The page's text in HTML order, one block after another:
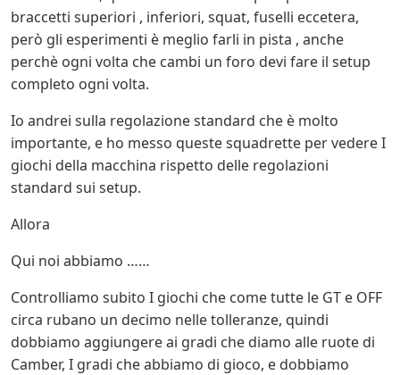
braccetti superiori , inferiori, squat, fuselli eccetera,
però gli esperimenti è meglio farli in pista , anche
perchè ogni volta che cambi un foro devi fare il setup
completo ogni volta.
Io andrei sulla regolazione standard che è molto
importante, e ho messo queste squadrette per vedere I
giochi della macchina rispetto delle regolazioni
standard sui setup.
Allora
Qui noi abbiamo ……
Controlliamo subito I giochi che come tutte le GT e OFF
circa rubano un decimo nelle tolleranze, quindi
dobbiamo aggiungere ai gradi che diamo alle ruote di
Camber, I gradi che abbiamo di gioco, e dobbiamo